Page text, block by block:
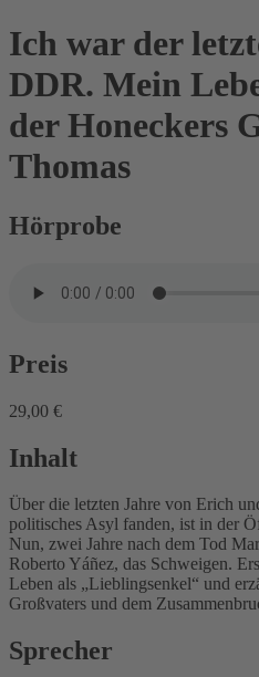
Ich war der
DDR. Mein
der Honeckers
Thomas
Hörprobe
Preis
29,00 €
Inhalt
Über die letzten Jahre von Erich
politisches Asyl fanden, ist in der
Nun, zwei Jahre nach dem Tod
Roberto Yáñez, das Schweigen.
Leben als „Lieblingsenkel“ und
Großvaters und dem
Sprecher